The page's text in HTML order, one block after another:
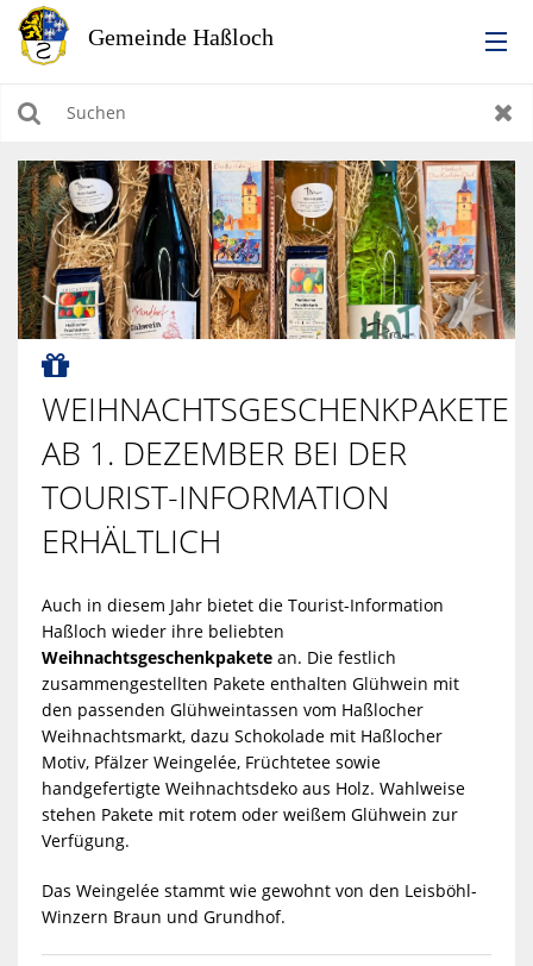
RATHAUS
LEBEN IN HASSLOCH
BILDUNG & KULTUR
WIRTSCHAFTEN, BAUEN, WOHNEN & UMWELT
TOURISMUS
Suchen

WEIHNACHTSGESCHENKPAKETE
AB 1. DEZEMBER BEI DER
TOURIST-INFORMATION
ERHÄLTLICH
Auch in diesem Jahr bietet die Tourist-Information
Haßloch wieder ihre beliebten
Weihnachtsgeschenkpakete an. Die festlich
zusammengestellten Pakete enthalten Glühwein mit
den passenden Glühweintassen vom Haßlocher
Weihnachtsmarkt, dazu Schokolade mit Haßlocher
Motiv, Pfälzer Weingelée, Früchtetee sowie
handgefertigte Weihnachtsdeko aus Holz. Wahlweise
stehen Pakete mit rotem oder weißem Glühwein zur
Verfügung.
Das Weingelée stammt wie gewohnt von den Leisböhl-
Winzern Braun und Grundhof.